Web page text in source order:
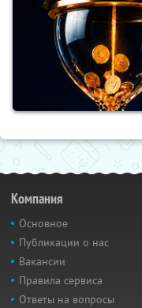
Компания
Основное
Публикации о нас
Вакансии
Правила сервиса
Ответы на вопросы